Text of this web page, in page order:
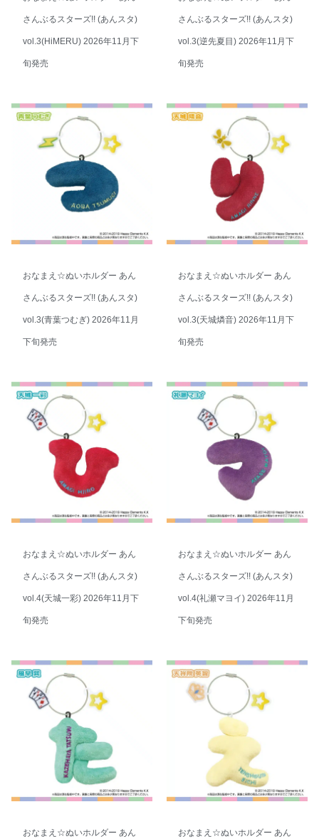
さんぶるスターズ!! (あんスタ)
vol.3(HiMERU) 2026年11月下
旬発売
さんぶるスターズ!! (あんスタ)
vol.3(逆先夏目) 2026年11月下
旬発売
おなまえ☆ぬいホルダー あん
さんぶるスターズ!! (あんスタ)
vol.3(青葉つむぎ) 2026年11月
下旬発売
おなまえ☆ぬいホルダー あん
さんぶるスターズ!! (あんスタ)
vol.3(天城燐音) 2026年11月下
旬発売
おなまえ☆ぬいホルダー あん
さんぶるスターズ!! (あんスタ)
vol.4(天城一彩) 2026年11月下
旬発売
おなまえ☆ぬいホルダー あん
さんぶるスターズ!! (あんスタ)
vol.4(礼瀬マヨイ) 2026年11月
下旬発売
おなまえ☆ぬいホルダー あん おなまえ☆ぬいホルダー あん